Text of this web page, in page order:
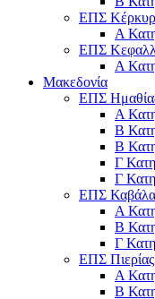
ΕΠΣ
A
ΕΠΣ
Α
Μακεδονία
ΕΠΣ
Α
Β
Β
Γ
Γ
ΕΠΣ
Α
Β
Γ
ΕΠΣ Πιερίας
Α
Β